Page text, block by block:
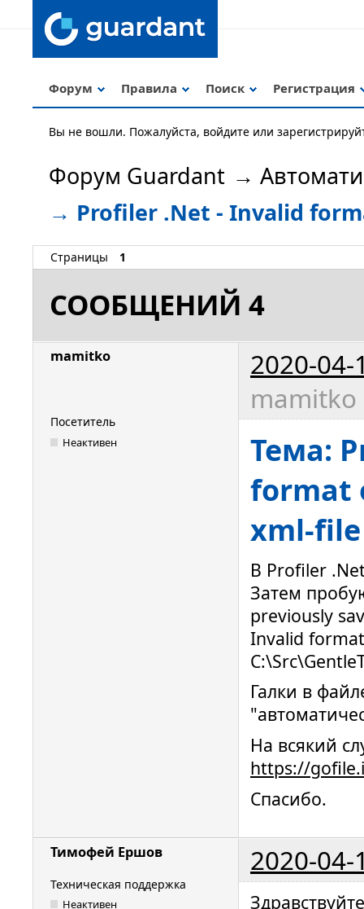
Форум Правила Поиск Регистрация
Вы не вошли. Пожалуйста, войдите или
Форум Guardant →
→ Profiler .Net - Invalid
Страницы 1
СООБЩЕНИЙ 4
mamitko
2020-04-
mamitko
Посетитель
Неактивен
Тема:
format
xml-file
В Profiler
Затем
previously
Invalid
Галки в
На всякий
https://
Спасибо.
Тимофей Ершов 2020-04-
Техническая поддержка
Неактивен